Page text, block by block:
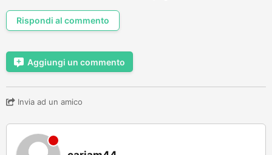
Rispondi al commento
Aggiungi un commento
Invia ad un amico